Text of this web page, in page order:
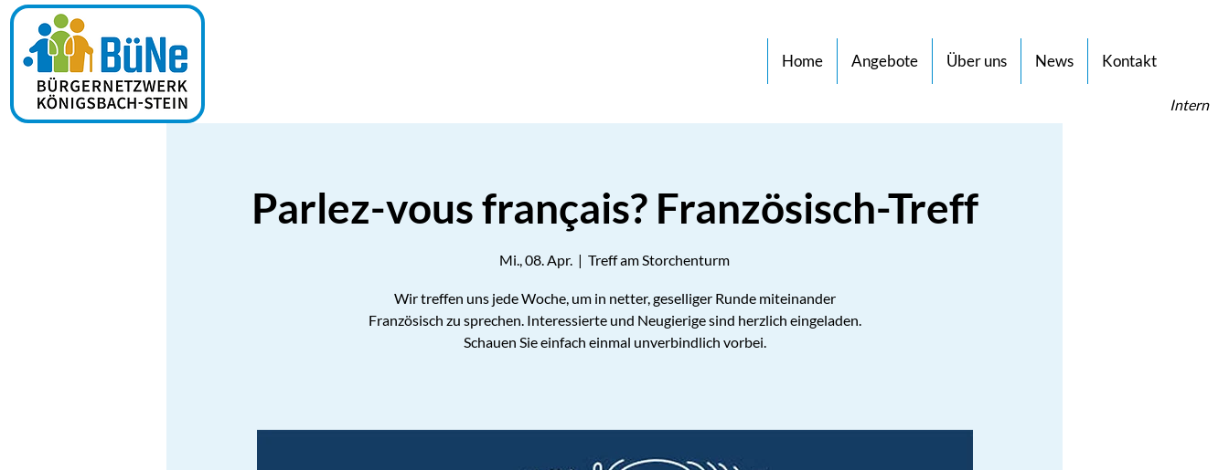
Home Angebote Über uns News Kontakt
Intern
Parlez-vous français? Französisch-Treff
Mi., 08. Apr.
  |
Treff am Storchenturm
Wir treffen uns jede Woche, um in netter, geselliger Runde miteinander
Französisch zu sprechen. Interessierte und Neugierige sind herzlich eingeladen.
Schauen Sie einfach einmal unverbindlich vorbei.